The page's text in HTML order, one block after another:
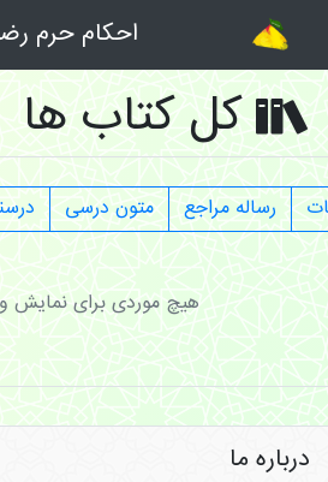
احکام حرم
کل کتاب ها
متون درسی رساله مراجع
هیچ موردی برای نمایش
درباره ما